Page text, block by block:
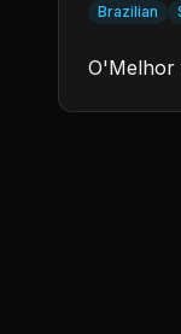
Brazilian
O'Melhor